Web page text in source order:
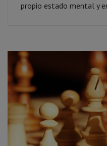
propio estado mental y